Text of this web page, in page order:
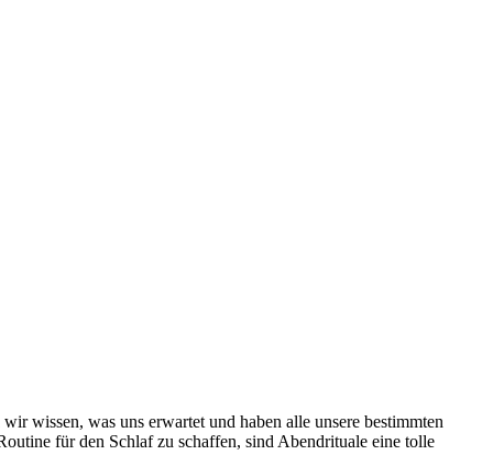
wissen, was uns erwartet und haben alle unsere bestimmten
für den Schlaf zu schaffen, sind Abendrituale eine tolle